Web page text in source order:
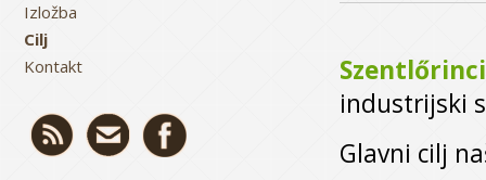
Izložba
Cilj
Kontakt
industrijski
Glavni cilj